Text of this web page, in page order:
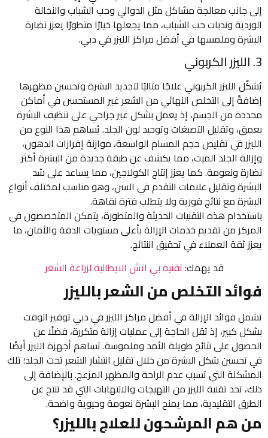
إلى جانب معالجة مشاكل مثل الدوالي وحب الشباب والنخالة
الوردية وندبات حب الشباب، مما يجعلها خيارًا متطورًا يعزز نضارة
البشرة وملمسها في أفضل مراكز الليزر في دبي.
3. الليزر الكربوني
يُشكّل الليزر الكربوني علاجًا مثاليًا لتجديد البشرة وتحسين مظهرها
إضافةً إلى التخلص النهائي من الشعر غير المستحسن في أماكن
محددة من الجسم، إذ يعمل بشكل غير جراحي على تنظيف البشرة
بعمق، وتقليل التصبغات وتوحيد لون الجلد. يُساهم هذا النوع من
الليزر في تقليص حجم المسام الواسعة، موازنة إفرازات الدهون،
وإزالة الجلد الميت، مما يكشف عن طبقة جديدة من البشرة أكثر
نضارة ونعومة. كما يعزز إنتاج الكولاجين، مما يساعد على شد
البشرة وتقليل علامات التقدم في السن، وهو مناسب لمختلف أنواع
البشرة مع نتائج فورية ولا يتطلب فترة نقاهة.
باستخدام هذه التقنيات الحديثة والمتطورة، يتمكن المتخصصون في
المركز من تقديم خدمات الإزالة بأعلى مستويات الدقة والأمان، ما
يعزز ثقة العملاء في تحقيق النتائج.
قد يهمك:تقنية بي اتش الايطالية لزراعة الشعر
فوائد التخلص من الشعر بالليزر
تشمل فوائد الإزالة في أفضل مراكز الليزر في دبي توفير الوقت
بشكل كبير، إذ تقل الحاجة إلى عمليات إزالة متكررة، فضلًا عن
الحصول على نتائج طويلة الأمد وملموسة. تساهم أجهزة الليزر أيضًا
في تحسين شكل البشرة من خلال تقليل انتشار الشعر تحت الجلد؛ تلك
المشكلة التي تسبب عدم الراحة والمظهر المزعج. بالإضافة إلى
ذلك، تحد تقنية الليزر من التهيجات والالتهابات التي قد تنتج عن
الطرق التقليدية، مما يمنح البشرة نعومة وحيوية واضحة.
من هم المرشحون للعلاج بالليزر؟